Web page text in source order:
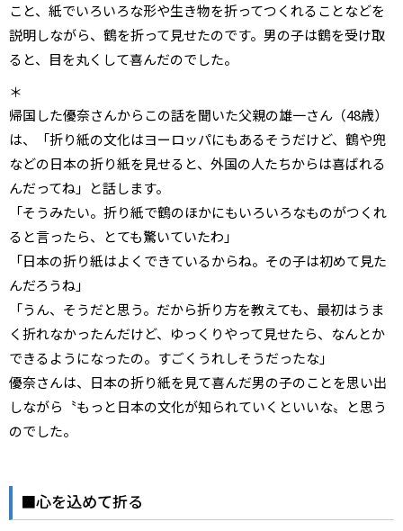
こと、紙でいろいろな形や生き物を折ってつくれることなどを
説明しながら、鶴を折って見せたのです。男の子は鶴を受け取
ると、目を丸くして喜んだのでした。
＊
帰国した優奈さんからこの話を聞いた父親の雄一さん（48歳）
は、「折り紙の文化はヨーロッパにもあるそうだけど、鶴や兜
などの日本の折り紙を見せると、外国の人たちからは喜ばれる
んだってね」と話します。
「そうみたい。折り紙で鶴のほかにもいろいろなものがつくれ
ると言ったら、とても驚いていたわ」
「日本の折り紙はよくできているからね。その子は初めて見た
んだろうね」
「うん、そうだと思う。だから折り方を教えても、最初はうま
く折れなかったんだけど、ゆっくりやって見せたら、なんとか
できるようになったの。すごくうれしそうだったな」
優奈さんは、日本の折り紙を見て喜んだ男の子のことを思い出
しながら〝もっと日本の文化が知られていくといいな〟と思う
のでした。
■心を込めて折る